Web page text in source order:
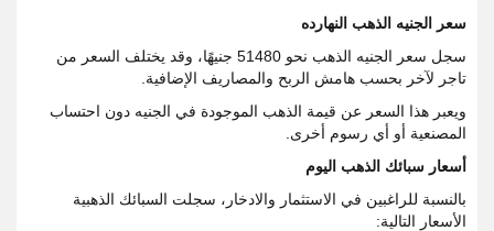
سعر الجنيه الذهب النهارده
سجل سعر الجنيه الذهب نحو 51480 جنيهًا، وقد يختلف السعر من
تاجر لآخر بحسب هامش الربح والمصاريف الإضافية.
ويعبر هذا السعر عن قيمة الذهب الموجودة في الجنيه دون احتساب
المصنعية أو أي رسوم أخرى.
أسعار سبائك الذهب اليوم
بالنسبة للراغبين في الاستثمار والادخار، سجلت السبائك الذهبية
الأسعار التالية: